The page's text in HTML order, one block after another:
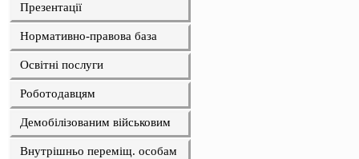
Презентації
Нормативно-правова база
Освітні послуги
Роботодавцям
Демобілізованим військовим
Внутрішньо переміщ. особам